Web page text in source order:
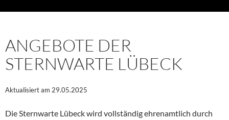
ANGEBOTE DER
STERNWARTE LÜBECK
Aktualisiert am 29.05.2025
Die Sternwarte Lübeck wird vollständig ehrenamtlich durch